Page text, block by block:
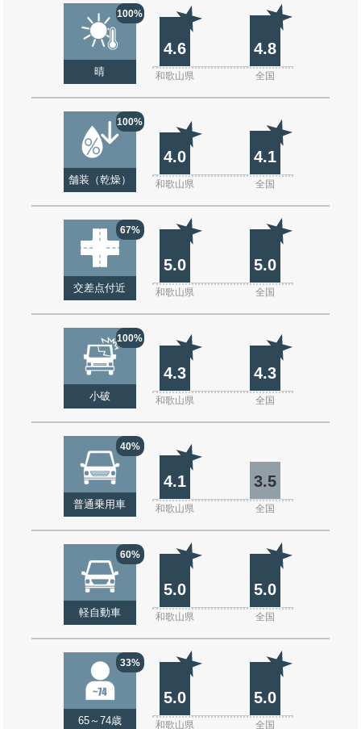
100%
晴
4.6 4.8
和歌山県 全国
100%
舗装（乾燥）
4.0 4.1
和歌山県 全国
67%
交差点付近
5.0 5.0
和歌山県 全国
100%
小破
4.3 4.3
和歌山県 全国
40%
普通乗用車
4.1 3.5
和歌山県 全国
60%
軽自動車
5.0 5.0
和歌山県 全国
33%
65～74歳
5.0 5.0
和歌山県 全国